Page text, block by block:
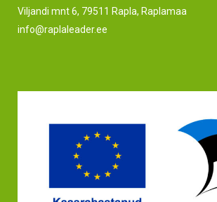
Viljandi mnt 6, 79511 Rapla, Raplamaa
info@raplaleader.ee